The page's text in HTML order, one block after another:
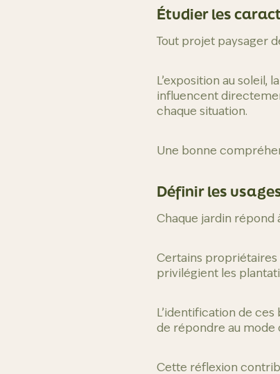
Étudier les
Tout projet paysager
L’exposition au soleil,
influencent
chaque situation.
Une bonne
Définir les
Chaque jardin répond
Certains propriétaires
privilégient les
L’identification de
de répondre au mode
Cette réflexion